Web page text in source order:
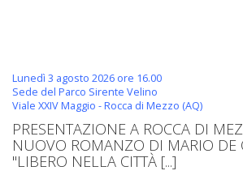
Lunedì 3 agosto 2026 ore 16.00
Sede del Parco Sirente Velino
Viale XXIV Maggio - Rocca di Mezzo (AQ)
PRESENTAZIONE A ROCCA DI
NUOVO ROMANZO DI MARIO DE
"LIBERO NELLA CITTÀ [...]